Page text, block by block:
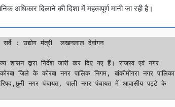
अधिकार दिलाने की दिशा में महत्वपूर्ण मानी जा रही है।
सर्वे : उद्योग मंत्री  लखनलाल देवांगन
द्वारा निर्देश जारी कर दिए गए हैं। राजस्व एवं नगर
जिले के कोरबा नगर पालिक निगम, बांकीमोंगरा नगर पालिका
नगर पंचायत, पाली नगर पंचायत में आवासीय पट्टे के